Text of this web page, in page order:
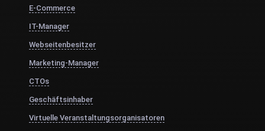
E-Commerce
IT-Manager
Webseitenbesitzer
Marketing-Manager
CTOs
Geschäftsinhaber
Virtuelle Veranstaltungsorganisatoren